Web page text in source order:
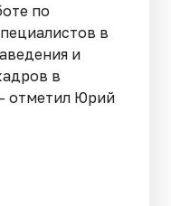
по
в
и
в
отметил Юрий